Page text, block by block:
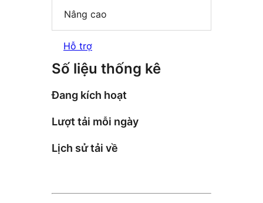
Nâng cao
Hỗ trợ
Số liệu thống kê
Đang kích hoạt
Lượt tải mỗi ngày
Lịch sử tải về